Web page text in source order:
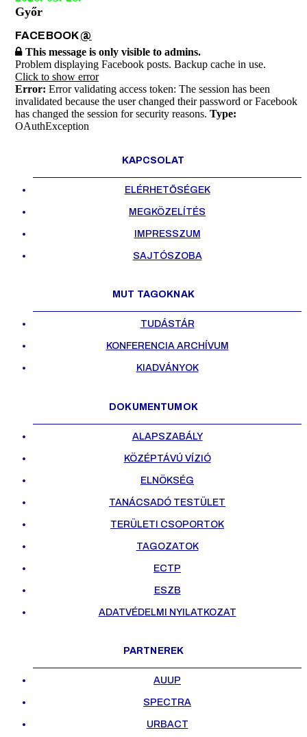
Győr
FACEBOOK@
This message is only visible to admins.
Problem displaying Facebook posts. Backup cache in use.
Click to show error
Error: Error validating access token: The session has been
invalidated because the user changed their password or Facebook
has changed the session for security reasons. Type:
OAuthException
KAPCSOLAT
ELÉRHETŐSÉGEK
MEGKÖZELÍTÉS
IMPRESSZUM
SAJTÓSZOBA
MUT TAGOKNAK
TUDÁSTÁR
KONFERENCIA ARCHÍVUM
KIADVÁNYOK
DOKUMENTUMOK
ALAPSZABÁLY
KÖZÉPTÁVÚ VÍZIÓ
ELNÖKSÉG
TANÁCSADÓ TESTÜLET
TERÜLETI CSOPORTOK
TAGOZATOK
ECTP
ESZB
ADATVÉDELMI NYILATKOZAT
PARTNEREK
AUUP
SPECTRA
URBACT